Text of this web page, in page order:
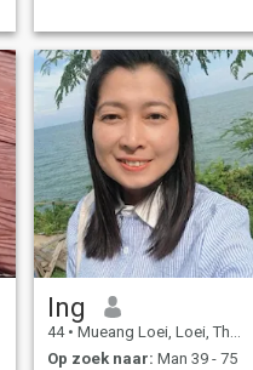
hebben die tot bij mij blijft. Ik
hoop dat ik mijn lot hier zal
vinden.
Ing
44 • Mueang Loei, Loei, Thailand
Op zoek naar: Man 39 - 75